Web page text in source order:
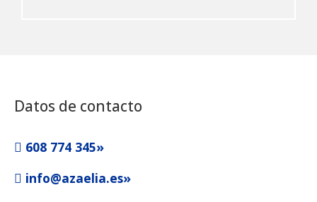
Datos de contacto
608 774 345»
info@azaelia.es»